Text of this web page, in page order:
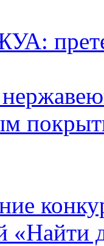
«Найти